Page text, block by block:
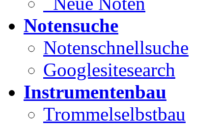
Notensuche
Notenschnellsuche
Googlesitesearch
Instrumentenbau
Trommelselbstbau